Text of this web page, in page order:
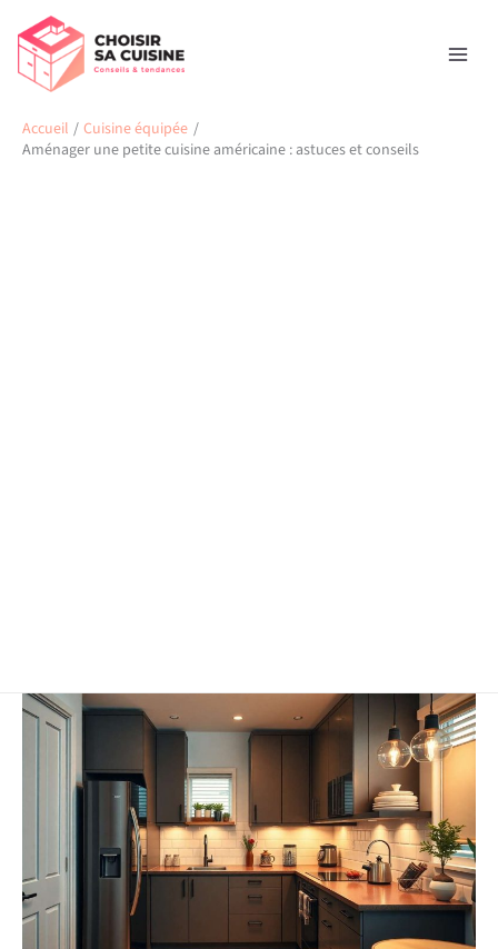
contenu
Accueil
Cuisine équipée
Aménager une petite cuisine américaine : astuces et conseils
Rechercher